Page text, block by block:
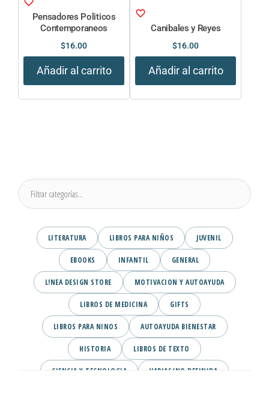
Pensadores Politicos
Contemporaneos
$16.00
Añadir al carrito
Canibales y Reyes
$16.00
Añadir al carrito
LITERATURA LIBROS PARA NIÑOS JUVENIL
EBOOKS INFANTIL GENERAL
L!NEA DESIGN STORE MOTIVACION Y AUTOAYUDA
LIBROS DE MEDICINA GIFTS
LIBROS PARA NINOS AUTOAYUDA BIENESTAR
HISTORIA LIBROS DE TEXTO
CIENCIA Y TECNOLOGIA VARIAS/NO DEFINIDA